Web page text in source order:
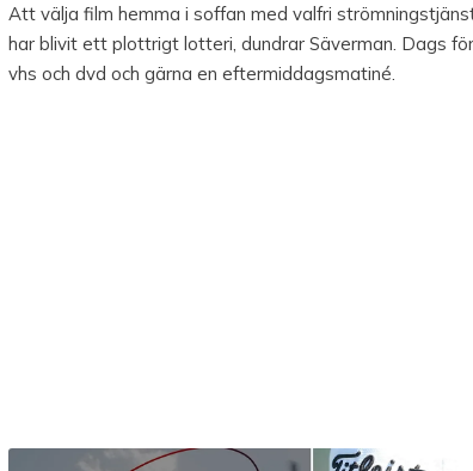
Att välja film hemma i soffan med valfri
har blivit ett plottrigt lotteri, dundrar Säverman. Dags för
vhs och dvd och gärna en eftermiddagsmatiné.